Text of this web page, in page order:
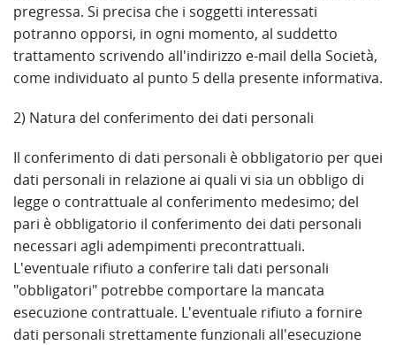
pregressa. Si precisa che i soggetti interessati
potranno opporsi, in ogni momento, al suddetto
trattamento scrivendo all'indirizzo e-mail della Società,
come individuato al punto 5 della presente informativa.
2) Natura del conferimento dei dati personali
Il conferimento di dati personali è obbligatorio per quei
dati personali in relazione ai quali vi sia un obbligo di
legge o contrattuale al conferimento medesimo; del
pari è obbligatorio il conferimento dei dati personali
necessari agli adempimenti precontrattuali.
L'eventuale rifiuto a conferire tali dati personali
"obbligatori" potrebbe comportare la mancata
esecuzione contrattuale. L'eventuale rifiuto a fornire
dati personali strettamente funzionali all'esecuzione